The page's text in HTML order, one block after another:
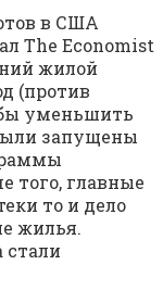
в США
The Economist
жилой
(против
уменьшить
запущены
того, главные
то и дело
жилья.